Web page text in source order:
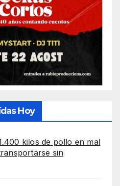
Hoy
kilos de pollo en mal
sin